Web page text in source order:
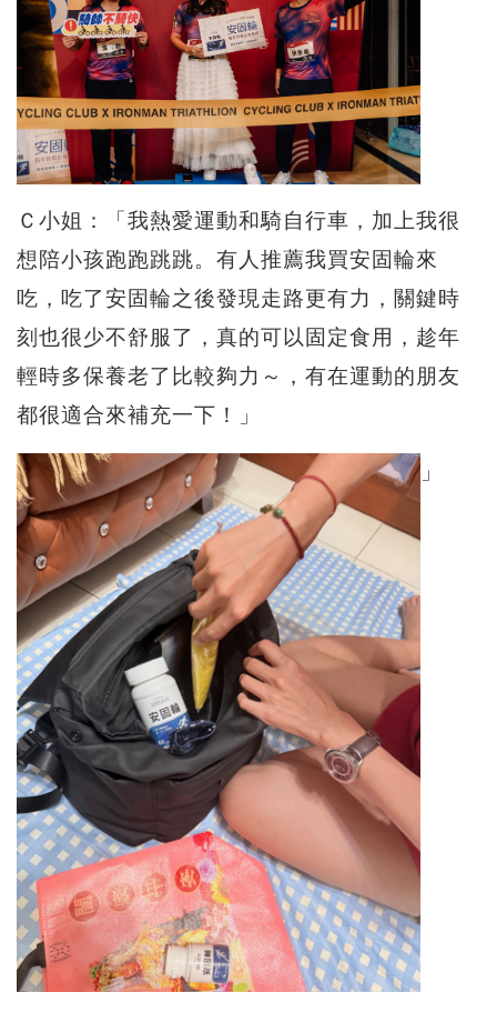
Ｃ小姐：「我熱愛運動和騎自行車，加上我很
想陪小孩跑跑跳跳。有人推薦我買安固輪來
吃，吃了安固輪之後發現走路更有力，關鍵時
刻也很少不舒服了，真的可以固定食用，趁年
輕時多保養老了比較夠力～，有在運動的朋友
都很適合來補充一下！」
」